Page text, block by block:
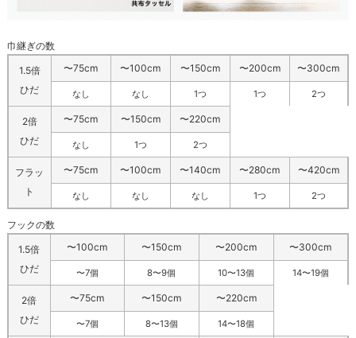
巾継ぎの数
1.5倍
ひだ
〜75cm 〜100cm 〜150cm 〜200cm 〜300cm
なし なし 1つ 1つ 2つ
2倍
ひだ
〜75cm 〜150cm 〜220cm
なし 1つ 2つ
フラッ
ト
〜75cm 〜100cm 〜140cm 〜280cm 〜420cm
なし なし なし 1つ 2つ
フックの数
1.5倍
ひだ
〜100cm 〜150cm 〜200cm 〜300cm
〜7個 8〜9個 10〜13個 14〜19個
2倍
ひだ
〜75cm 〜150cm 〜220cm
〜7個 8〜13個 14〜18個